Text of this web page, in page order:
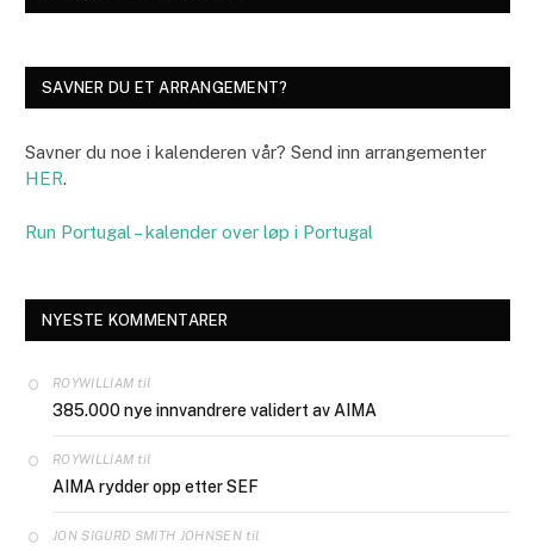
SAVNER DU ET ARRANGEMENT?
Savner du noe i kalenderen vår? Send inn arrangementer
HER.
Run Portugal – kalender over løp i Portugal
NYESTE KOMMENTARER
ROYWILLIAM til
385.000 nye innvandrere validert av AIMA
ROYWILLIAM til
AIMA rydder opp etter SEF
JON SIGURD SMITH JOHNSENtil